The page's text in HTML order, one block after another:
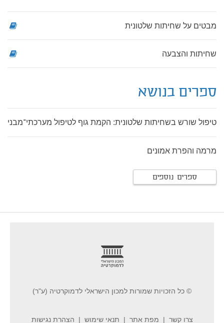
מבטים על שחיתות שלטונית
שחיתות והצבעה
ספרים בנושא
טיפול שורש בשחיתות שלטונית: הקמת גוף לטיפול מערכתי־מבני
מרמה והפרת אמונים
ספרים נוספים
© כל הזכויות שמורות למכון הישראלי לדמוקרטיה (ע"ר)
צרו קשר מפת אתר תנאי שימוש הצהרת נגישות